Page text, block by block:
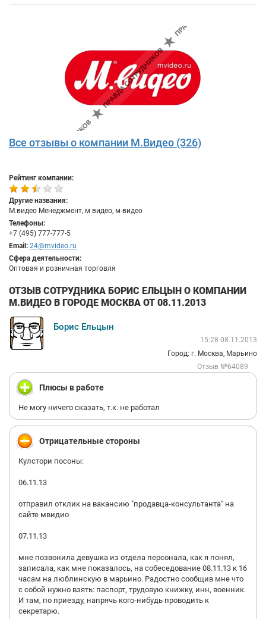
Все отзывы о компании М.Видео (326)
Рейтинг компании:
Другие названия:
М.видео Менеджмент, м видео, м-видео
Телефоны:
+7 (495) 777-777-5
Email: 24@mvideo.ru
Сфера деятельности:
Оптовая и розничная торговля
ОТЗЫВ СОТРУДНИКА БОРИС ЕЛЬЦЫН О КОМПАНИИ
М.ВИДЕО В ГОРОДЕ МОСКВА ОТ 08.11.2013
Борис Ельцын
15:28 08.11.2013
Город: г. Москва, Марьино
Отзыв №64089
Плюсы в работе
Не могу ничего сказать, т.к. не работал
Отрицательные стороны
Кулстори посоны:
06.11.13
отправил отклик на вакансию "продавца-консультанта" на
сайте мвидио
07.11.13
мне позвонила девушка из отдела персонала, как я понял,
записала, как мне показалось, на собеседование 08.11.13 к 16
часам на люблинскую в марьино. Радостно сообщив мне что
с собой нужно взять: паспорт, трудовую книжку, инн, военник.
И там, по приезду, напрячь кого-нибудь проводить к
секретарю.